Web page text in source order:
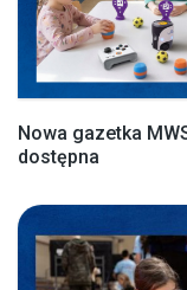
Nowa gazetka
dostępna